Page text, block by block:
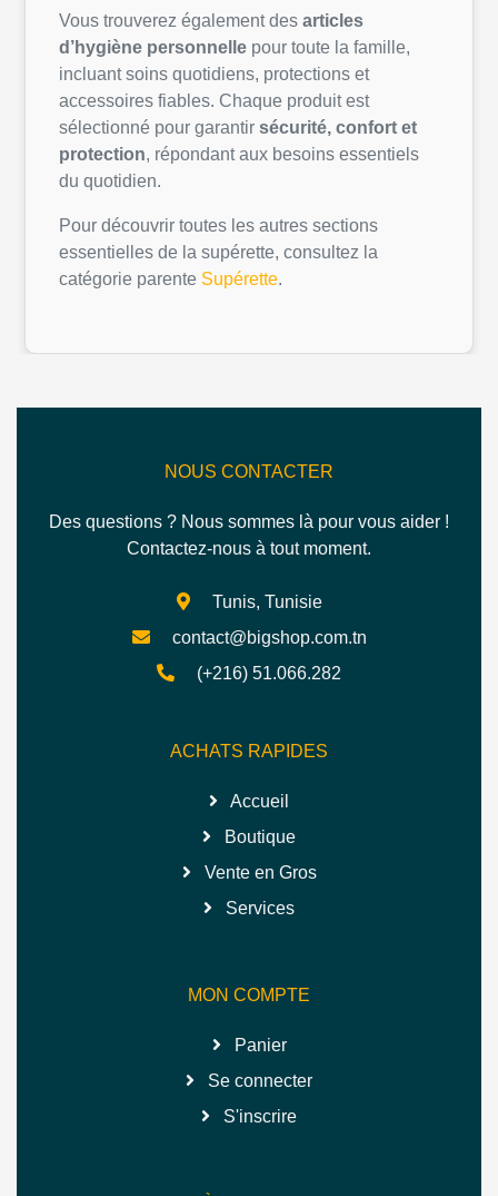
Vous trouverez également des articles
d’hygiène personnelle pour toute la famille,
incluant soins quotidiens, protections et
accessoires fiables. Chaque produit est
sélectionné pour garantir sécurité, confort et
protection, répondant aux besoins essentiels
du quotidien.
Pour découvrir toutes les autres sections
essentielles de la supérette, consultez la
catégorie parente Supérette.
NOUS CONTACTER
Des questions ? Nous sommes là pour vous aider !
Contactez-nous à tout moment.
Tunis, Tunisie
contact@bigshop.com.tn
(+216) 51.066.282
ACHATS RAPIDES
Accueil
Boutique
Vente en Gros
Services
MON COMPTE
Panier
Se connecter
S'inscrire